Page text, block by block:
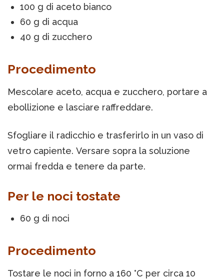
100 g di aceto bianco
60 g di acqua
40 g di zucchero
Procedimento
Mescolare aceto, acqua e zucchero, portare a
ebollizione e lasciare raffreddare.
Sfogliare il radicchio e trasferirlo in un vaso di
vetro capiente. Versare sopra la soluzione
ormai fredda e tenere da parte.
Per le noci tostate
60 g di noci
Procedimento
Tostare le noci in forno a 160 °C per circa 10